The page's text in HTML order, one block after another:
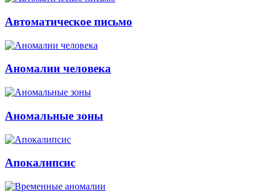
Автоматическое письмо
Аномалии человека
Аномальные зоны
Апокалипсис